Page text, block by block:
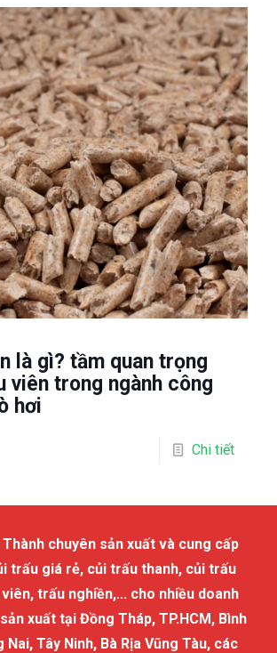
là gì? tầm quan trọng
viên trong ngành công
hơi
Chi tiết
chuyên sản xuất và cung cấp
trấu giá rẻ, củi trấu thanh, củi trấu
trấu nghiền,... cho nhiều doanh
xuất tại Đồng Tháp, TP.HCM, Bình
Nai, Tây Ninh, Bà Rịa Vũng Tàu, các